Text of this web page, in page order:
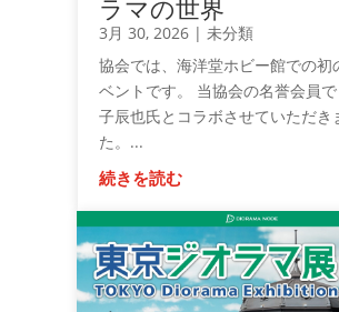
ラマの世界
3月 30, 2026| 未分類
協会では、海洋堂ホビー館での初
ベントです。 当協会の名誉会員
子辰也氏とコラボさせていただき
た。...
続きを読む